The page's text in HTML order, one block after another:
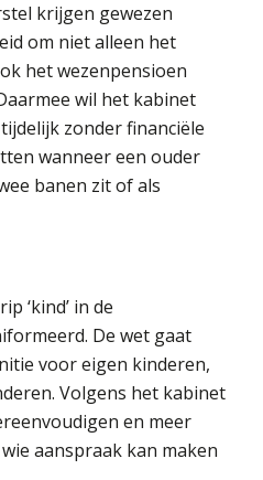
krijgen gewezen
om niet alleen het
het wezenpensioen
wil het kabinet
zonder financiële
wanneer een ouder
banen zit of als
‘kind’ in de
De wet gaat
voor eigen kinderen,
Volgens het kabinet
en meer
aanspraak kan maken
autonome AI-boekhouder
curator klopt aan: wat moet een
afgeven bij een
van een klant?
bankrekeningen koppelen
losse vastlegging naar
grip op KYC en de Wwft
& Daad: “Van wildgroei naar
structuur die iedereen begrijpt”